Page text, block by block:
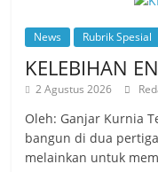
News Rubrik Spesial
KELEBIHAN
2 Agustus 2026
Oleh: Ganjar Kurnia
bangun di dua
melainkan untuk